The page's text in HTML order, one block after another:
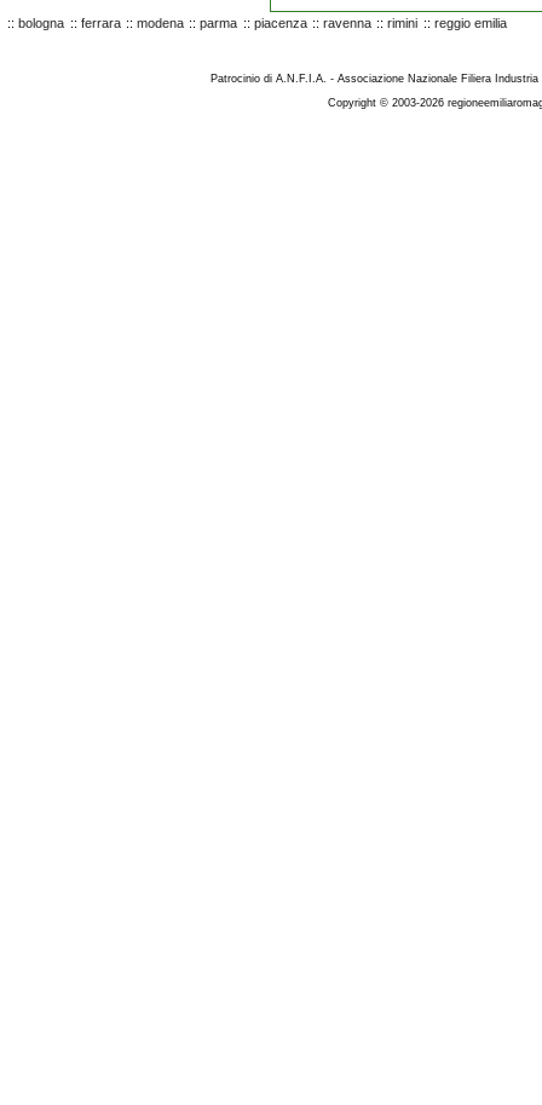
:: bologna :: ferrara :: modena :: parma :: piacenza :: ravenna :: rimini :: reggio emilia
Patrocinio di A.N.F.I.A. - Associazione Nazionale Filiera
Copyright © 2003-2026